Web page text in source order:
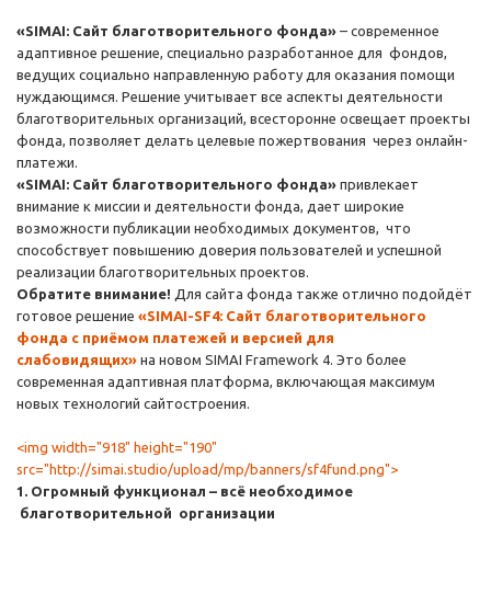
«SIMAI: Сайт благотворительного фонда» – современное
адаптивное решение, специально разработанное для фондов,
ведущих социально направленную работу для оказания помощи
нуждающимся. Решение учитывает все аспекты деятельности
благотворительных организаций, всесторонне освещает проекты
фонда, позволяет делать целевые пожертвования через онлайн-
платежи.
«SIMAI: Сайт благотворительного фонда» привлекает
внимание к миссии и деятельности фонда, дает широкие
возможности публикации необходимых документов, что
способствует повышению доверия пользователей и успешной
реализации благотворительных проектов.
Обратите внимание! Для сайта фонда также отлично подойдёт
готовое решение «SIMAI-SF4: Сайт благотворительного
фонда с приёмом платежей и версией для
слабовидящих» на новом SIMAI Framework 4. Это более
современная адаптивная платформа, включающая максимум
новых технологий сайтостроения.
<img width="918" height="190"
src="http://simai.studio/upload/mp/banners/sf4fund.png">
1. Огромный функционал – всё необходимое
благотворительной организации